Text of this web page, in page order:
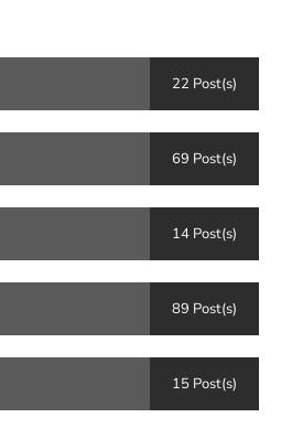
22 Post(s)
69 Post(s)
14 Post(s)
89 Post(s)
15 Post(s)